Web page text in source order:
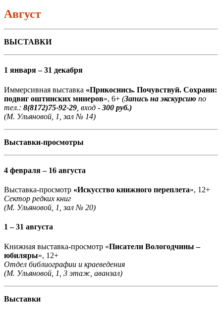
Август
ВЫСТАВКИ
1 января – 31 декабря
Иммерсивная выставка «Прикоснись. Почувствуй. Сохрани:
подвиг оштинских минеров», 6+ (Запись на экскурсию по
тел.: 8(8172)75-92-29 , вход - 300 руб.)
(М. Ульяновой, 1, зал № 14)
Выставки-просмотры
4 февраля – 16 августа
Выставка-просмотр «Искусство книжного переплета», 12+
Сектор редких книг
(М. Ульяновой, 1, зал № 20)
1 – 31 августа
Книжная выставка-просмотр «Писатели Вологодчины –
юбиляры», 12+
Отдел библиографии и краеведения
(М. Ульяновой, 1, 3 этаж, аванзал)
Выставки